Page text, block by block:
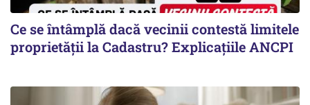
Ce se întâmplă dacă vecinii contestă limitele
proprietății la Cadastru? Explicațiile ANCPI